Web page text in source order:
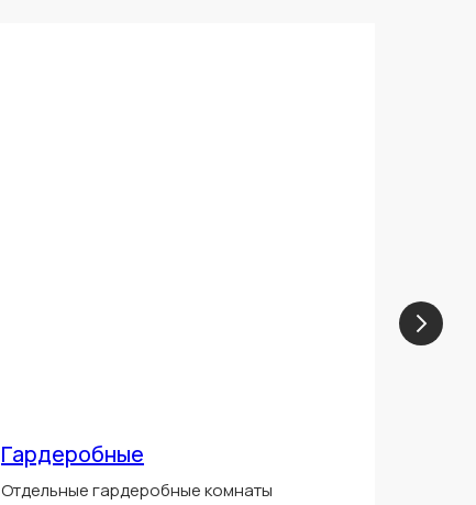
Гардеробные
Отдельные гардеробные комнаты